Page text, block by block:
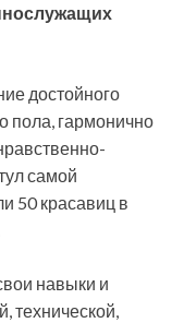
достойного
пола, гармонично
самой
50 красавиц в
навыки и
технической,